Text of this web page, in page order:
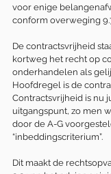
voor enige
conform overweging
De contractsvrijheid
kortweg het recht op
onderhandelen als
Hoofdregel is de
Contractsvrijheid is nu
uitgangspunt, zo men
door de A-G
“inbeddingscriterium”.
Dit maakt de